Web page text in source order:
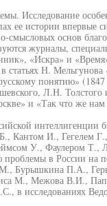
Исследование
ее истории впервые
основ
журналы,
«Искра» и
Н. Мельгунова
понятию»
Л.Н. Толстого
и «Так что же нам
интеллигенции
Кантом И.,
У., Фаулером Т.,
в России на
Бурышкина П.А.,
М., Межова В.И.,
в исследованиях